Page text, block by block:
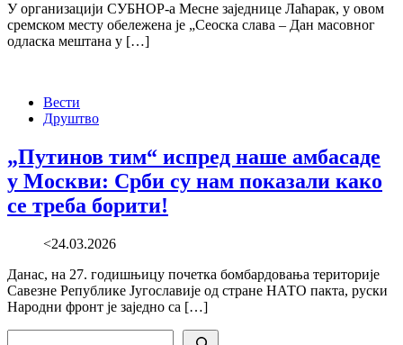
У организацији СУБНОР-а Месне заједнице Лаћарак, у овом
сремском месту обележена је „Сеоска слава – Дан масовног
одласка мештана у […]
Вести
Друштво
„Путинов тим“ испред наше амбасаде
у Москви: Срби су нам показали како
се треба борити!
<24.03.2026
Данас, на 27. годишњицу почетка бомбардовања територије
Савезне Републике Југославије од стране НАТО пакта, руски
Народни фронт је заједно са […]